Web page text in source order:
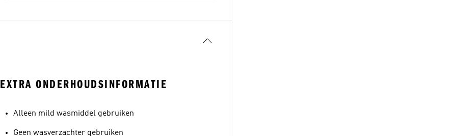
EXTRA ONDERHOUDSINFORMATIE
Alleen mild wasmiddel gebruiken
Geen wasverzachter gebruiken